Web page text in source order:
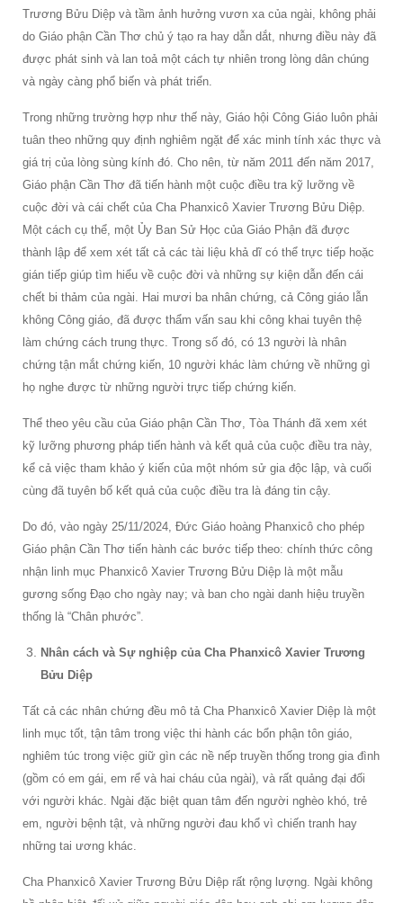
Trương Bửu Diệp và tầm ảnh hưởng vươn xa của ngài, không phải
do Giáo phận Cần Thơ chủ ý tạo ra hay dẫn dắt, nhưng điều này đã
được phát sinh và lan toả một cách tự nhiên trong lòng dân chúng
và ngày càng phổ biến và phát triển.
Trong những trường hợp như thế này, Giáo hội Công Giáo luôn phải
tuân theo những quy định nghiêm ngặt để xác minh tính xác thực và
giá trị của lòng sùng kính đó. Cho nên, từ năm 2011 đến năm 2017,
Giáo phận Cần Thơ đã tiến hành một cuộc điều tra kỹ lưỡng về
cuộc đời và cái chết của Cha Phanxicô Xavier Trương Bửu Diệp.
Một cách cụ thể, một Ủy Ban Sử Học của Giáo Phận đã được
thành lập để xem xét tất cả các tài liệu khả dĩ có thể trực tiếp hoặc
gián tiếp giúp tìm hiểu về cuộc đời và những sự kiện dẫn đến cái
chết bi thảm của ngài. Hai mươi ba nhân chứng, cả Công giáo lẫn
không Công giáo, đã được thẩm vấn sau khi công khai tuyên thệ
làm chứng cách trung thực. Trong số đó, có 13 người là nhân
chứng tận mắt chứng kiến, 10 người khác làm chứng về những gì
họ nghe được từ những người trực tiếp chứng kiến.
Thể theo yêu cầu của Giáo phận Cần Thơ, Tòa Thánh đã xem xét
kỹ lưỡng phương pháp tiến hành và kết quả của cuộc điều tra này,
kể cả việc tham khảo ý kiến của một nhóm sử gia độc lập, và cuối
cùng đã tuyên bố kết quả của cuộc điều tra là đáng tin cậy.
Do đó, vào ngày 25/11/2024, Đức Giáo hoàng Phanxicô cho phép
Giáo phận Cần Thơ tiến hành các bước tiếp theo: chính thức công
nhận linh mục Phanxicô Xavier Trương Bửu Diệp là một mẫu
gương sống Đạo cho ngày nay; và ban cho ngài danh hiệu truyền
thống là “Chân phước”.
Nhân cách và Sự nghiệp của Cha Phanxicô Xavier Trương
Bửu Diệp
Tất cả các nhân chứng đều mô tả Cha Phanxicô Xavier Diệp là một
linh mục tốt, tận tâm trong việc thi hành các bổn phận tôn giáo,
nghiêm túc trong việc giữ gìn các nề nếp truyền thống trong gia đình
(gồm có em gái, em rể và hai cháu của ngài), và rất quảng đại đối
với người khác. Ngài đặc biệt quan tâm đến người nghèo khó, trẻ
em, người bệnh tật, và những người đau khổ vì chiến tranh hay
những tai ương khác.
Cha Phanxicô Xavier Trương Bửu Diệp rất rộng lượng. Ngài không